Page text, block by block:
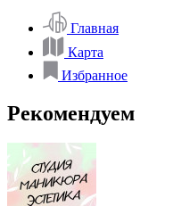
Главная
Карта
Избранное
Рекомендуем